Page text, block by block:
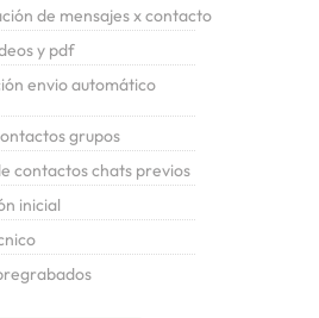
de mensajes x contacto
y pdf
envio automático
grupos
contactos chats previos
inicial